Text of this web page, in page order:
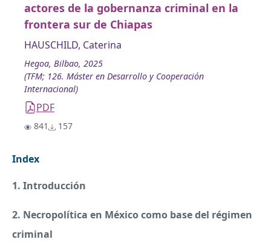
actores de la gobernanza criminal en la
frontera sur de Chiapas
HAUSCHILD, Caterina
Hegoa, Bilbao, 2025
(TFM; 126. Máster en Desarrollo y Cooperación
Internacional)
PDF
841 157
Index
1. Introducción
2. Necropolítica en México como base del régimen
criminal